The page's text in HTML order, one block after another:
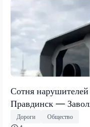
Сотня нарушителей
Правдинск —
Дороги Общество